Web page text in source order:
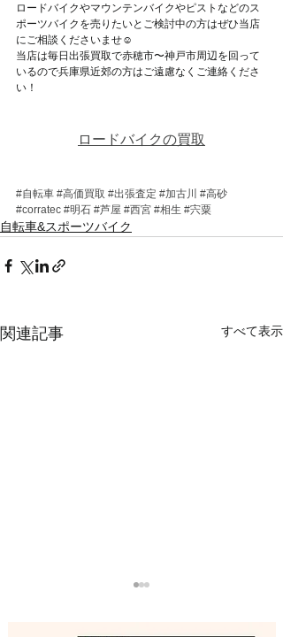
ロードバイクやマウンテンバイクやピストなどのス
ポーツバイクを売りたいとご検討中の方はぜひ当店
にご相談くださいませ☺
当店は毎日出張買取で赤穂市〜神戸市周辺を回って
いるので兵庫県近郊の方はご遠慮なくご連絡くださ
い！
ロードバイクの買取
#自転車 #高価買取 #出張査定 #加古川 #高砂
#corratec #明石 #芦屋 #西宮 #相生 #宍粟
自転車&スポーツバイク
関連記事 すべて表示